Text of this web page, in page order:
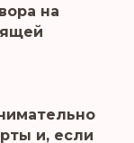
на
и, если